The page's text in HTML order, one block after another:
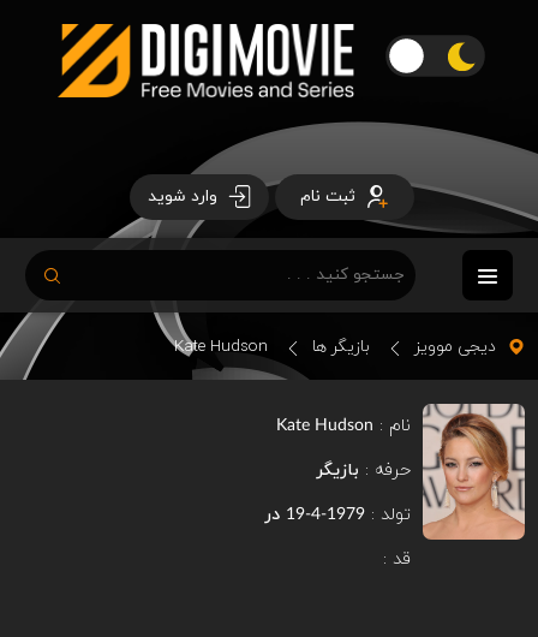
ثبت نام وارد شوید
دیجی موویز بازیگر ها Kate Hudson
نام : Kate Hudson
حرفه : بازیگر
تولد : 1979-4-19
در
قد :